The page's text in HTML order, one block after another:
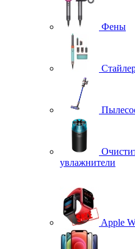
Фены
увлажнители
Apple